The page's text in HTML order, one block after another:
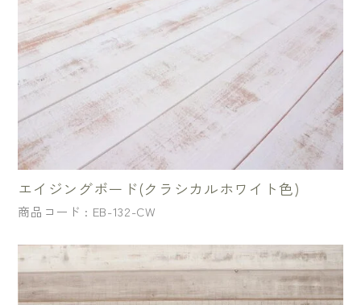
エイジングボード(クラシカルホワイト色)
商品コード : EB-132-CW